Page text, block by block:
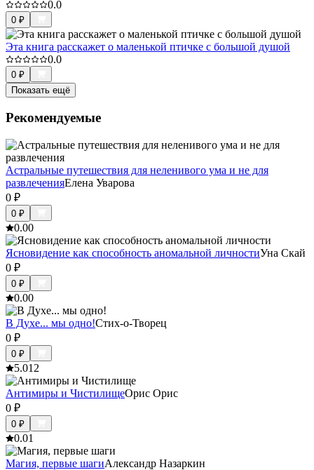
0.0
0 ₽
Эта книга расскажет о маленькой птичке с большой душой
0.0
0 ₽
Показать ещё
Рекомендуемые
Астральные путешествия для неленивого ума и не для
развлеченияЕлена Уварова
0 ₽
0 ₽
0.00
Ясновидение как способность аномальной личностиУна Скай
0 ₽
0 ₽
0.00
В Духе... мы одно!Стих-о-Творец
0 ₽
0 ₽
5.012
Антимиры и ЧистилищеОрис Орис
0 ₽
0 ₽
0.01
Магия, первые шагиАлександр Назаркин